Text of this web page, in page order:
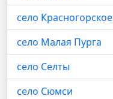
село Красногорское
село Малая Пурга
село Селты
село Сюмси